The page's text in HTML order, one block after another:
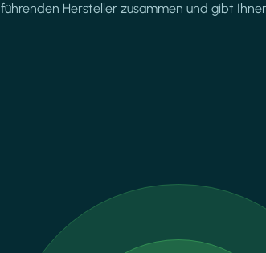
Hersteller zusammen und gibt